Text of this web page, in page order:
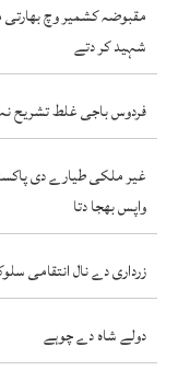
شہید کر دتے
فردوس باجی غلط تشریح
غیر ملکی طیارے دی
واپس بھجا دتا
زرداری دے نال انتقامی
دولے شاہ دے چوہے